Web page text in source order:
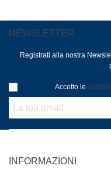
NEWSLETTER
Registrati alla nostra
Accetto le
INFORMAZIONI